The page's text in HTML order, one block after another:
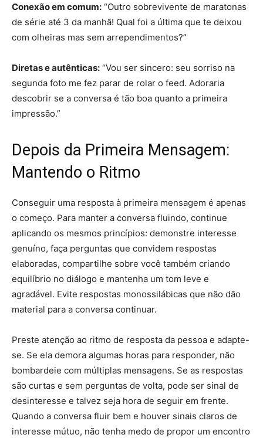
Conexão em comum: “Outro sobrevivente de maratonas
de série até 3 da manhã! Qual foi a última que te deixou
com olheiras mas sem arrependimentos?”
Diretas e autênticas: “Vou ser sincero: seu sorriso na
segunda foto me fez parar de rolar o feed. Adoraria
descobrir se a conversa é tão boa quanto a primeira
impressão.”
Depois da Primeira Mensagem:
Mantendo o Ritmo
Conseguir uma resposta à primeira mensagem é apenas
o começo. Para manter a conversa fluindo, continue
aplicando os mesmos princípios: demonstre interesse
genuíno, faça perguntas que convidem respostas
elaboradas, compartilhe sobre você também criando
equilíbrio no diálogo e mantenha um tom leve e
agradável. Evite respostas monossilábicas que não dão
material para a conversa continuar.
Preste atenção ao ritmo de resposta da pessoa e adapte-
se. Se ela demora algumas horas para responder, não
bombardeie com múltiplas mensagens. Se as respostas
são curtas e sem perguntas de volta, pode ser sinal de
desinteresse e talvez seja hora de seguir em frente.
Quando a conversa fluir bem e houver sinais claros de
interesse mútuo, não tenha medo de propor um encontro